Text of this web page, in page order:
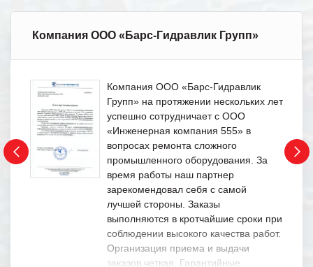
Компания ООО «Барс-Гидравлик Групп»
Компания ООО «Барс-Гидравлик
Групп» на протяжении нескольких лет
успешно сотрудничает с ООО
«Инженерная компания 555» в
вопросах ремонта сложного
промышленного оборудования. За
время работы наш партнер
зарекомендовал себя с самой
лучшей стороны. Заказы
выполняются в кротчайшие сроки при
соблюдении высокого качества работ.
Организация приема и выдачи
заказов четкая. Гарантийные